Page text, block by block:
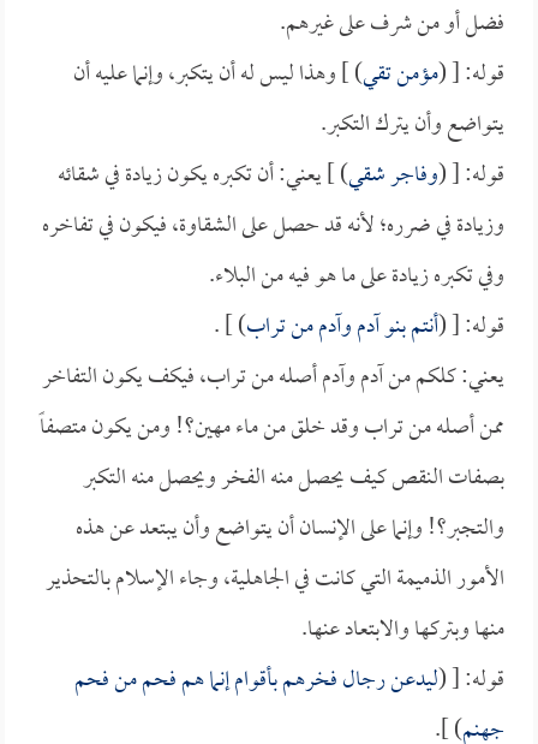
فضل أو من شرف على غيرهم.
قوله: [ (مؤمن تقي) ] وهذا ليس له أن يتكبر، وإنما عليه أن
يتواضع وأن يترك التكبر.
قوله: [ (وفاجر شقي) ] يعني: أن تكبره يكون زيادة في شقائه
وزيادة في ضرره؛ لأنه قد حصل على الشقاوة، فيكون في تفاخره
وفي تكبره زيادة على ما هو فيه من البلاء.
قوله: [ (أنتم بنو آدم وآدم من تراب) ] .
يعني: كلكم من آدم وآدم أصله من تراب، فيكف يكون التفاخر
ممن أصله من تراب وقد خلق من ماء مهين؟! ومن يكون متصفاً
بصفات النقص كيف يحصل منه الفخر ويحصل منه التكبر
والتجبر؟! وإنما على الإنسان أن يتواضع وأن يبتعد عن هذه
الأمور الذميمة التي كانت في الجاهلية، وجاء الإسلام بالتحذير
منها وبتركها والابتعاد عنها.
قوله: [ (ليدعن رجال فخرهم بأقوام إنما هم فحم من فحم
جهنم) ].